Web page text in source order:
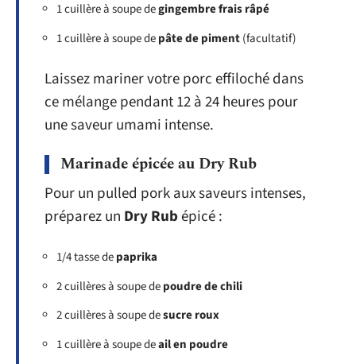
1 cuillère à soupe degingembre frais râpé
1 cuillère à soupe depâte de piment(facultatif)
Laissez mariner votre porc effiloché dans
ce mélange pendant 12 à 24 heures pour
une saveur umami intense.
Marinade épicée au Dry Rub
Pour un pulled pork aux saveurs intenses,
préparez un Dry Rubépicé :
1/4 tasse depaprika
2 cuillères à soupe depoudre de chili
2 cuillères à soupe desucre roux
1 cuillère à soupe deail en poudre